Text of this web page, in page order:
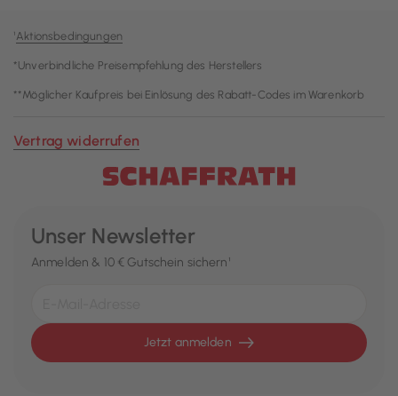
¹Aktionsbedingungen
*Unverbindliche Preisempfehlung des Herstellers
**Möglicher Kaufpreis bei Einlösung des Rabatt-Codes im Warenkorb
Vertrag widerrufen
Unser Newsletter
Anmelden & 10 € Gutschein sichern¹
Jetzt anmelden